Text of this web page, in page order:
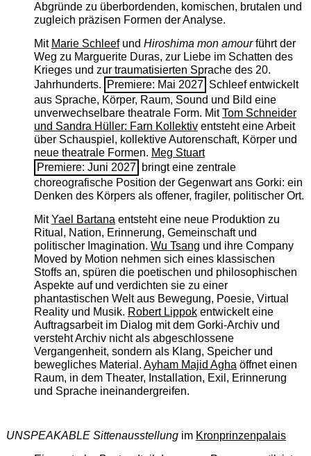
Abgründe zu überbordenden, komischen, brutalen und
zugleich präzisen Formen der Analyse.
Mit Marie Schleefund Hiroshima mon amourführt der
Weg zu Marguerite Duras, zur Liebe im Schatten des
Krieges und zur traumatisierten Sprache des 20.
Jahrhunderts.
Premiere: Mai 2027 Schleef entwickelt
aus Sprache, Körper, Raum, Sound und Bild eine
unverwechselbare theatrale Form. MitTom Schneider
und Sandra Hüller: Farn Kollektiventsteht eine Arbeit
über Schauspiel, kollektive Autorenschaft, Körper und
neue theatrale Formen. Meg Stuart
Premiere: Juni 2027 bringt eine zentrale
choreografische Position der Gegenwart ans Gorki: ein
Denken des Körpers als offener, fragiler, politischer Ort.
MitYael Bartana entsteht eine neue Produktion zu
Ritual, Nation, Erinnerung, Gemeinschaft und
politischer Imagination. Wu Tsang und ihre Company
Moved by Motion nehmen sich eines klassischen
Stoffs an, spüren die poetischen und philosophischen
Aspekte auf und verdichten sie zu einer
phantastischen Welt aus Bewegung, Poesie, Virtual
Reality und Musik. Robert Lippokentwickelt eine
Auftragsarbeit im Dialog mit dem Gorki-Archiv und
versteht Archiv nicht als abgeschlossene
Vergangenheit, sondern als Klang, Speicher und
bewegliches Material. Ayham Majid Agha öffnet einen
Raum, in dem Theater, Installation, Exil, Erinnerung
und Sprache ineinandergreifen.
UNSPEAKABLE Sittenausstellungim Kronprinzenpalais